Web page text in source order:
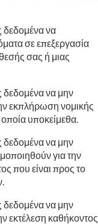
να
σε επεξεργασία
σας ή μιας
να μην
εκπλήρωση νομικής
υποκείμεθα.
να μην
για την
που είναι προς το
να μην
εκτέλεση καθήκοντος